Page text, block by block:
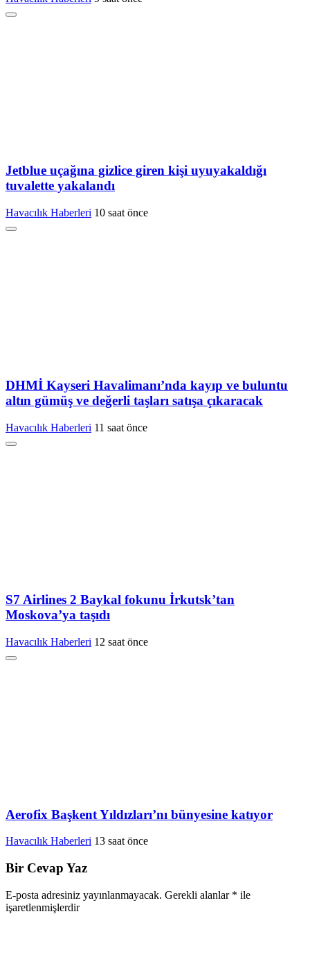
Jetblue uçağına gizlice giren kişi uyuyakaldığı
tuvalette yakalandı
Havacılık Haberleri 10 saat önce
DHMİ Kayseri Havalimanı’nda kayıp ve buluntu
altın gümüş ve değerli taşları satışa çıkaracak
Havacılık Haberleri 11 saat önce
S7 Airlines 2 Baykal fokunu İrkutsk’tan
Moskova’ya taşıdı
Havacılık Haberleri 12 saat önce
Aerofix Başkent Yıldızları’nı bünyesine katıyor
Havacılık Haberleri 13 saat önce
Bir Cevap Yaz
E-posta adresiniz yayınlanmayacak. Gerekli alanlar * ile
işaretlenmişlerdir